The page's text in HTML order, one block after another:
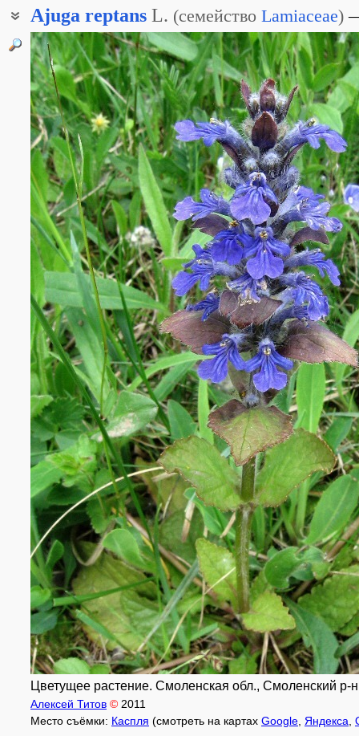
Ajuga reptans L. (семейство Lamiaceae)
Дубница ползучая
Цветущее растение. Смоленская обл., Смоленский р-
Алексей Титов © 2011
Место съёмки: Каспля (смотреть на картах Google Яндекса